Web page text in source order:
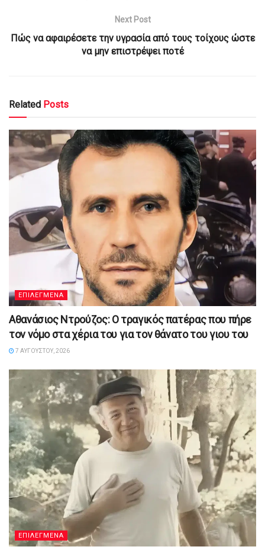
Next Post
Πώς να αφαιρέσετε την υγρασία από τους τοίχους ώστε
να μην επιστρέψει ποτέ
Related Posts
ΕΠΙΛΕΓΜΕΝΑ
Αθανάσιος Ντρούζος: Ο τραγικός πατέρας που πήρε
τον νόμο στα χέρια του για τον θάνατο του γιου του
7 ΑΥΓΟΎΣΤΟΥ, 2026
ΕΠΙΛΕΓΜΕΝΑ